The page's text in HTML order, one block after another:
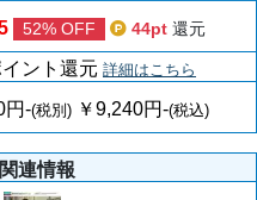
52% OFF 44pt 還元
ント還元 詳細はこちら
円-(税別) ￥9,240円-(税込)
連情報